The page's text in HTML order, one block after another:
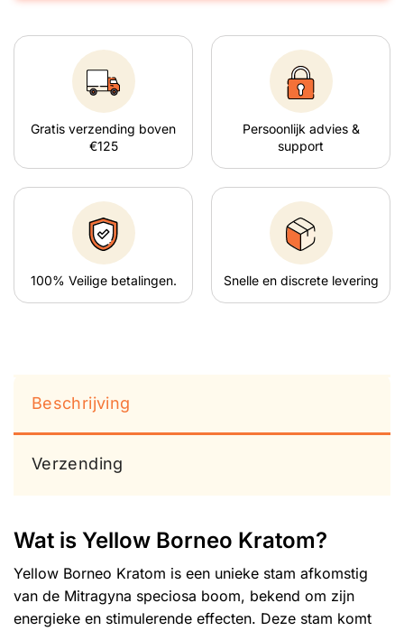
Gratis verzending boven
€125
Persoonlijk advies &
support
100% Veilige betalingen. Snelle en discrete levering
Beschrijving
Verzending
Wat is Yellow Borneo Kratom?
Yellow Borneo Kratom is een unieke stam afkomstig
van de Mitragyna speciosa boom, bekend om zijn
energieke en stimulerende effecten. Deze stam komt